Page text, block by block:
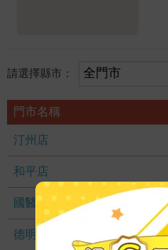
請選擇縣市：
門市名稱
汀州店
和平店
國醫加盟店
德明加盟店